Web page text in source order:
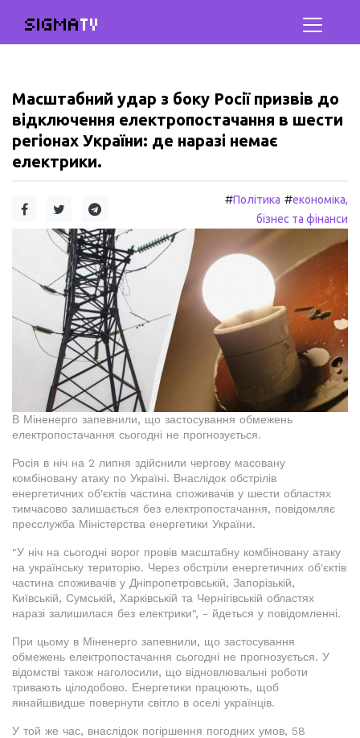
SIGMATV
Масштабний удар з боку Росії призвів до
відключення електропостачання в шести
регіонах України: де наразі немає
електрики.
#Політика #економіка,
бізнес та фінанси
В Міненерго запевнили, що застосування обмежень
електропостачання сьогодні не прогнозується.
Росія в ніч на 2 липня здійснили чергову масовану
комбіновану атаку по Україні. Внаслідок обстрілів
енергетичних об'єктів частина споживачів у шести областях
тимчасово залишається без електропостачання, повідомляє
пресслужба Міністерства енергетики України.
"У ніч на сьогодні ворог провів масштабну комбіновану атаку
на українську територію. Через обстріли енергетичних об'єктів
частина споживачів у Дніпропетровській, Запорізькій,
Київській, Сумській, Харківській та Чернігівській областях
наразі залишилася без електрики", - йдеться у повідомленні.
При цьому в Міненерго запевнили, що застосування
обмежень електропостачання сьогодні не прогнозується. У
відомстві також наголосили, що відновлювальні роботи
тривають цілодобово. Енергетики працюють, щоб
якнайшвидше повернути світло в оселі українців.
У той же час, внаслідок погіршення погодних умов, 58